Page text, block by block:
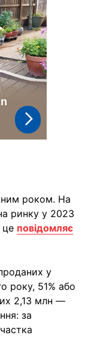
роком. На
ринку у 2023
це повідомляє
у
року, 51% або
2,13 млн —
за